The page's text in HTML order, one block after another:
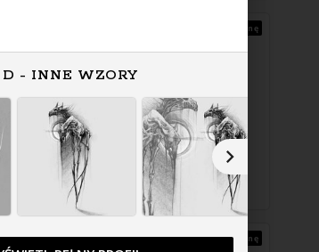
Zapytaj o cenę
o cenę Zapytaj o cenę
- INNE WZORY